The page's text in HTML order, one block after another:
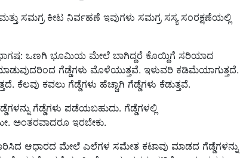
ಸಮಗ್ರ ಕೀಟ ನಿರ್ವಹಣೆ ಇವುಗಳು ಸಮಗ್ರ ಸಸ್ಯ ಸಂರಕ್ಷಣೆಯಲ್ಲಿ
ಭಾಗಷ: ಒಣಗಿ ಭೂಮಿಯ ಮೇಲೆ ಬಾಗಿದ್ದರೆ ಕೊಯ್ದಿಗೆ ಸರಿಯಾದ
ಗೆಡ್ಡೆಗಳು ಮೊಳೆಯುತ್ತವೆ. ಇಳುವರಿ ಕಡಿಮೆಯಾಗುತ್ತದೆ.
ಕೆಲವು ಕವಲು ಗೆಡ್ಡೆಗಳು ಹೆಚ್ಚಾಗಿ ಗೆಡ್ಡೆಗಳು ಕೆಡುತ್ತವೆ.
ಗೆಡ್ಡೆಗಳು ಪಡೆಯಬಹುದು. ಗೆಡ್ಡೆಗಳಲ್ಲಿ
ಅಂತರವಾದರೂ ಇರಬೇಕು.
ಆಧಾರದ ಮೇಲೆ ಎಲೆಗಳ ಸಮೇತ ಕಟಾವು ಮಾಡದ ಗೆಡ್ಡೆಗಳನ್ನು